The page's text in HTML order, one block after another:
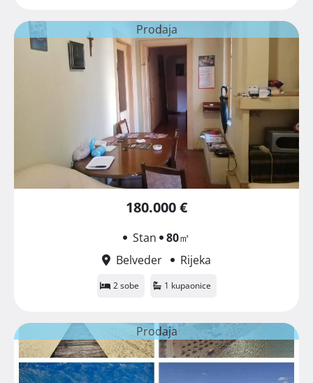
Prodaja
180.000 €
Stan 80㎡
Belveder
Rijeka
2 sobe 1 kupaonice
Prodaja